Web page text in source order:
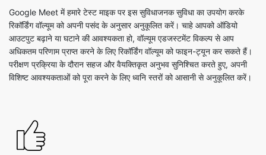
Google Meet में हमारे टेस्ट माइक पर इस सुविधाजनक सुविधा का उपयोग करके
रिकॉर्डिंग वॉल्यूम को अपनी पसंद के अनुसार अनुकूलित करें। चाहे आपको ऑडियो
आउटपुट बढ़ाने या घटाने की आवश्यकता हो, वॉल्यूम एडजस्टमेंट विकल्प से आप
अधिकतम परिणाम प्राप्त करने के लिए रिकॉर्डिंग वॉल्यूम को फाइन-ट्यून कर सकते हैं।
परीक्षण प्रक्रिया के दौरान सहज और वैयक्तिकृत अनुभव सुनिश्चित करते हुए, अपनी
विशिष्ट आवश्यकताओं को पूरा करने के लिए ध्वनि स्तरों को आसानी से अनुकूलित करें।